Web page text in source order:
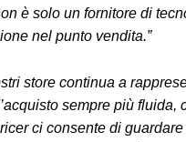
è solo un fornitore di
nel punto vendita.”
store continua a
sempre più fluida,
ci consente di